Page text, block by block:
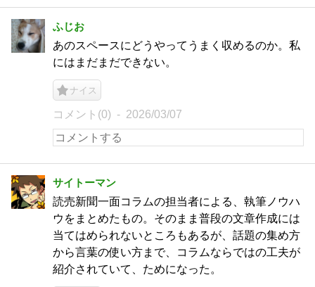
ふじお
あのスペースにどうやってうまく収めるのか。私
にはまだまだできない。
ナイス
コメント(0) 2026/03/07
サイトーマン
読売新聞一面コラムの担当者による、執筆ノウハ
ウをまとめたもの。そのまま普段の文章作成には
当てはめられないところもあるが、話題の集め方
から言葉の使い方まで、コラムならではの工夫が
紹介されていて、ためになった。